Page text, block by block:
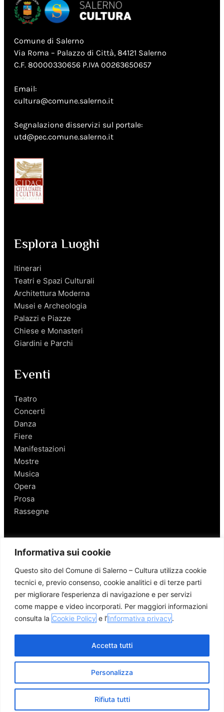
Informativa sui cookie
Questo sito del Comune di Salerno – Cultura utilizza cookie
tecnici e, previo consenso, cookie analitici e di terze parti
per migliorare l’esperienza di navigazione e per servizi
come mappe e video incorporati. Per maggiori informazioni
consulta la Cookie Policy e l’Informativa privacy.
Personalizza
Rifiuta tutti
Accetta tutti
Comune di Salerno
Via Roma – Palazzo di Città, 84121 Salerno
C.F. 80000330656 P.IVA 00263650657
Email:
cultura@comune.salerno.it
Segnalazione disservizi sul portale:
utd@pec.comune.salerno.it
Esplora Luoghi
Itinerari
Teatri e Spazi Culturali
Architettura Moderna
Musei e Archeologia
Palazzi e Piazze
Chiese e Monasteri
Giardini e Parchi
Eventi
Teatro
Concerti
Danza
Fiere
Manifestazioni
Mostre
Musica
Opera
Prosa
Rassegne
Salerno
Personaggi
Enogastronomia
Mobilità a Salerno
Luoghi nei Dintorni
Link utili
Privacy PolicyCookie Policy